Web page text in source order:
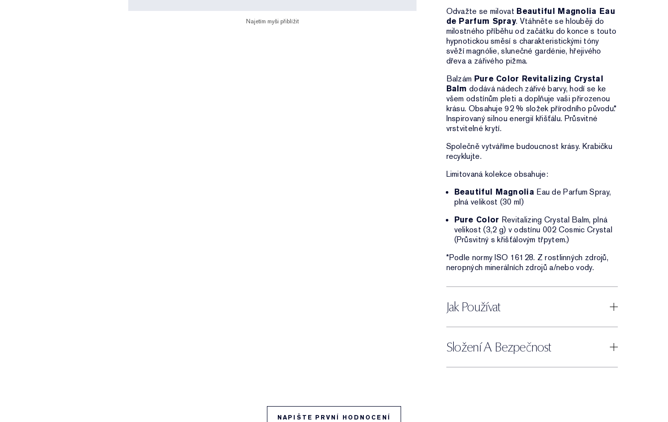
Najetím myši přiblížit
Odvažte se milovat Beautiful Magnolia Eau
de Parfum Spray. Vtáhněte se hlouběji do
milostného příběhu od začátku do konce s touto
hypnotickou směsí s charakteristickými tóny
svěží magnólie, slunečné gardénie, hřejivého
dřeva a zářivého pižma.
Balzám Pure Color Revitalizing Crystal
Balm dodává nádech zářivé barvy, hodí se ke
všem odstínům pleti a doplňuje vaši přirozenou
krásu. Obsahuje 92 % složek přírodního původu.*
Inspirovaný silnou energií křišťálu. Průsvitné
vrstvitelné krytí.
Společně vytváříme budoucnost krásy. Krabičku
recyklujte.
Limitovaná kolekce obsahuje:
Beautiful Magnolia Eau de Parfum Spray,
plná velikost (30 ml)
Pure Color Revitalizing Crystal Balm, plná
velikost (3,2 g) v odstínu 002 Cosmic Crystal
(Průsvitný s křišťálovým třpytem.)
*Podle normy ISO 16128. Z rostlinných zdrojů,
neropných minerálních zdrojů a/nebo vody.
Jak Používat
Složení A Bezpečnost
NAPIŠTE PRVNÍ HODNOCENÍ